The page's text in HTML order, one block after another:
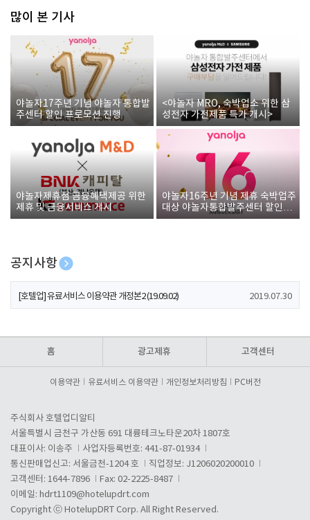
많이 본 기사
야놀자17주년 기념 야놀자 통합발
주센터 할인 프로모션 진행
<야놀자 MRO, 숙박업소 위한 삼
성전자 가전제품 특가 개시>
야놀자제휴점 금융혜택제공 위한
제휴 및 금융서비스 게시
야놀자16주년 기념 제휴 숙박업주
대상 야놀자통합발주센터 할인쿠
폰 증정
공지사항
[호텔업] 개인정보 처리방침 개정본1 (19.09.02)
[호텔업] 유료서비스 이용약관 개정본2 (19.09.02) 2019.07.30
홈 광고제휴 고객센터
이용약관 유료서비스 이용약관 개인정보처리방침 PC버전
주식회사 호텔업디알티
서울특별시 금천구 가산동 691 대륭테크노타운20차 1807호
대표이사: 이송주
사업자등록번호: 441-87-01934
통신판매업신고: 서울금천-1204 호
직업정보: J1206020200010
고객센터: 1644-7896
Fax: 02-2225-8487
이메일: hdrt1109@hotelupdrt.com
Copyright ⓒ HotelupDRT Corp. All Right Reserved.